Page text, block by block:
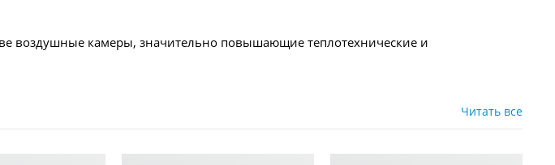
воздушные камеры, значительно повышающие теплотехнические и
Читать все